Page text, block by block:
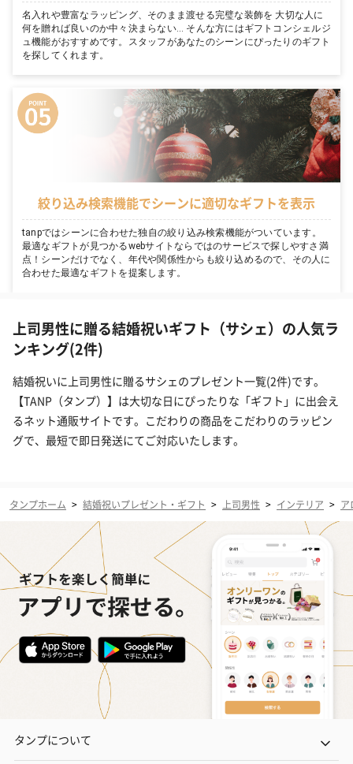
名入れや豊富なラッピング、そのまま渡せる完璧な装飾を 大切な人に
何を贈れば良いのか中々決まらない… そんな方にはギフトコンシェルジ
ュ機能がおすすめです。スタッフがあなたのシーンにぴったりのギフト
を探してくれます。
絞り込み検索機能でシーンに適切なギフトを表示
tanpではシーンに合わせた独自の絞り込み検索機能がついています。
最適なギフトが見つかるwebサイトならではのサービスで探しやすさ満
点！シーンだけでなく、年代や関係性からも絞り込めるので、その人に
合わせた最適なギフトを提案します。
上司男性に贈る結婚祝いギフト（サシェ）の人気ラ
ンキング(2件)
結婚祝いに上司男性に贈るサシェのプレゼント一覧(2件)です。
【TANP（タンプ）】は大切な日にぴったりな「ギフト」に出会え
るネット通販サイトです。こだわりの商品をこだわりのラッピン
グで、最短で即日発送にてご対応いたします。
タンプホーム > 結婚祝いプレゼント・ギフト > 上司男性 > インテリア > ア
タンプについて